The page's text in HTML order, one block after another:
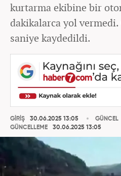
kurtarma ekibine bir
dakikalarca yol
saniye kaydedildi.
GİRİŞ
30.06.2025 13:05
GÜNCELLEME
30.06.2025 13:05
GÜNCEL